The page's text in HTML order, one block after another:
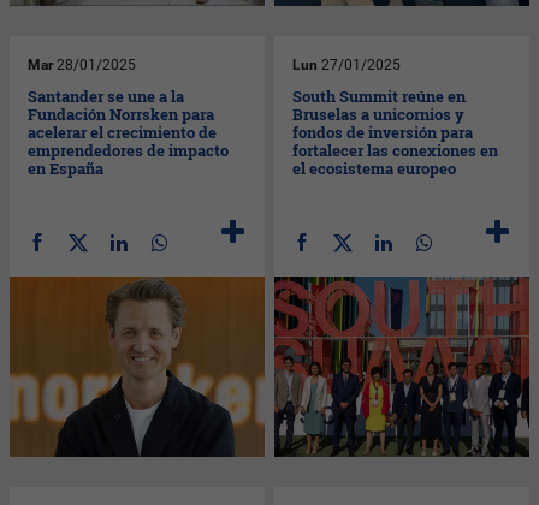
Mar 28/01/2025
Santander se une a la
Fundación Norrsken para
acelerar el crecimiento de
emprendedores de impacto
en España
Lun 27/01/2025
South Summit reúne en
Bruselas a unicornios y
fondos de inversión para
fortalecer las conexiones en
el ecosistema europeo